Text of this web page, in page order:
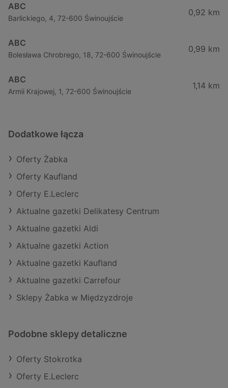
ABC
Barlickiego, 4, 72-600 Świnoujście
0,92 km
ABC
Bolesława Chrobrego, 18, 72-600 Świnoujście
0,99 km
ABC
Armii Krajowej, 1, 72-600 Świnoujście
1,14 km
Dodatkowe łącza
Oferty Żabka
Oferty Kaufland
Oferty E.Leclerc
Aktualne gazetki Delikatesy Centrum
Aktualne gazetki Aldi
Aktualne gazetki Action
Aktualne gazetki Kaufland
Aktualne gazetki Carrefour
Sklepy Żabka w Międzyzdroje
Podobne sklepy detaliczne
Oferty Stokrotka
Oferty E.Leclerc